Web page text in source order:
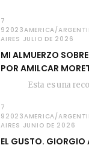
7
92023AMERICA/
AIRES JULIO DE 2026
MI ALMUERZO
POR AMILCAR
7
92023AMERICA/
AIRES JUNIO DE 2026
EL GUSTO. GIORGIO